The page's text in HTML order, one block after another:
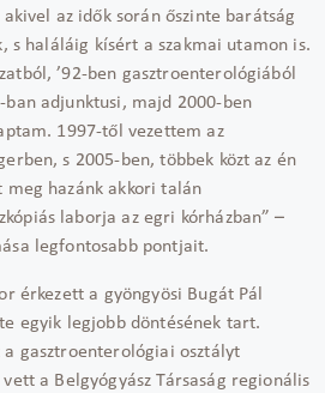
az idők során őszinte barátság
s haláláig kísért a szakmai utamon is.
’92-ben gasztroenterológiából
ban adjunktusi, majd 2000-ben
1997-től vezettem az
s 2005-ben, többek közt az én
hazánk akkori talán
laborja az egri kórházban” –
legfontosabb pontjait.
érkezett a gyöngyösi Bugát Pál
egyik legjobb döntésének tart.
gasztroenterológiai osztályt
a Belgyógyász Társaság regionális